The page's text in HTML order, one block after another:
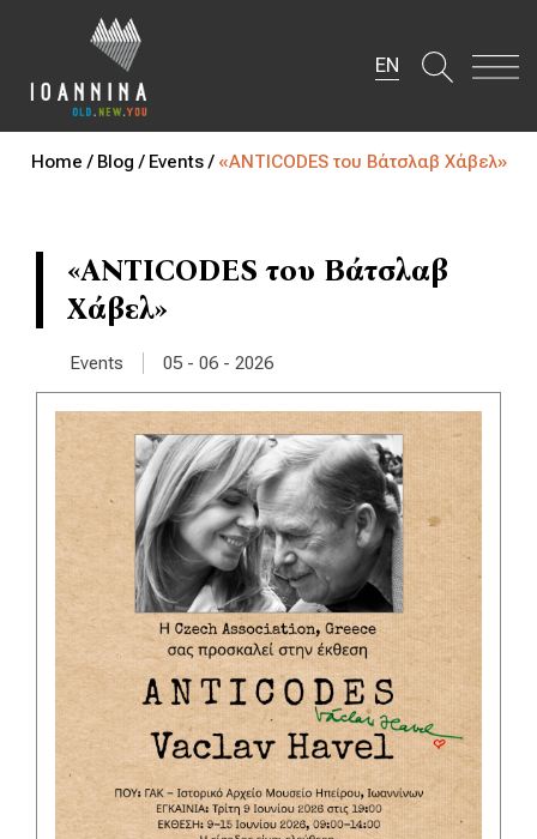
EN
Home / Blog / Events / «ANTICODES του Βάτσλαβ Χάβελ»
«ANTICODES του Βάτσλαβ
Χάβελ»
Events 05 - 06 - 2026